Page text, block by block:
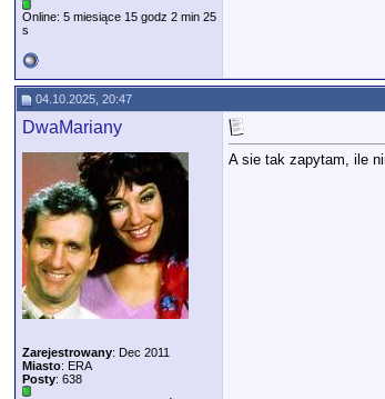
Online: 5 miesiące 15 godz 2 min 25
s
04.10.2025, 20:47
DwaMariany
Zarejestrowany: Dec 2011
Miasto: ERA
Posty: 638
A sie tak zapytam, ile